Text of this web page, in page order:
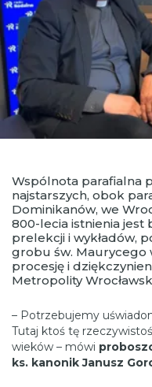
Wspólnota parafialna
najstarszych, obok
Dominikanów, we
800-lecia istnienia jest
prelekcji i wykładów,
grobu św. Maurycego
procesję i
Metropolity
– Potrzebujemy
Tutaj ktoś tę
wieków – mówi
ks. kanonik Janusz